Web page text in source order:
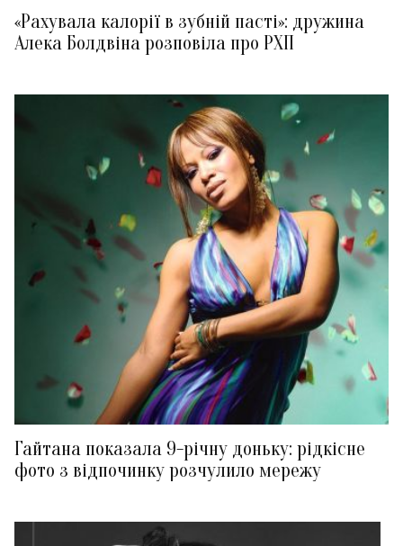
«Рахувала калорії в зубній пасті»: дружина
Алека Болдвіна розповіла про РХП
Гайтана показала 9-річну доньку: рідкісне
фото з відпочинку розчулило мережу